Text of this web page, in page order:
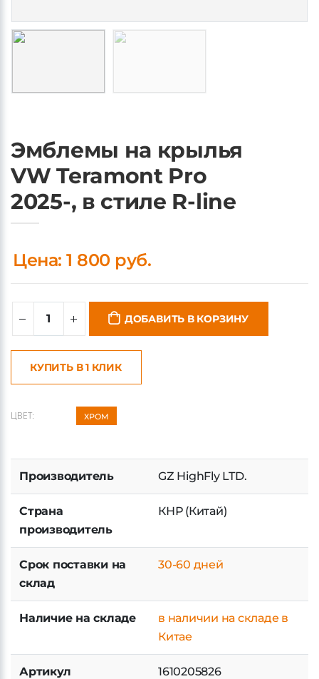
Эмблемы на крылья
VW Teramont Pro
2025-, в стиле R-line
Цена: 1 800 руб.
ДОБАВИТЬ В КОРЗИНУ
КУПИТЬ В 1 КЛИК
ЦВЕТ: ХРОМ
Производитель GZ HighFly LTD.
Страна
производитель
КНР (Китай)
Срок поставки на
склад
30-60 дней
Наличие на складе
в наличии на складе в
Китае
Артикул 1610205826